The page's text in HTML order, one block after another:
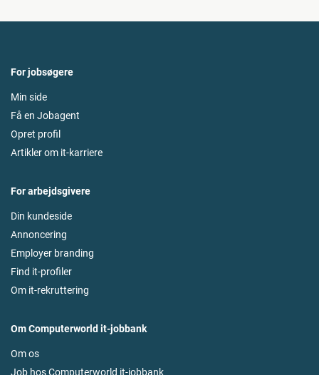
For jobsøgere
Min side
Få en Jobagent
Opret profil
Artikler om it-karriere
For arbejdsgivere
Din kundeside
Annoncering
Employer branding
Find it-profiler
Om it-rekruttering
Om Computerworld it-jobbank
Om os
Job hos Computerworld it-jobbank